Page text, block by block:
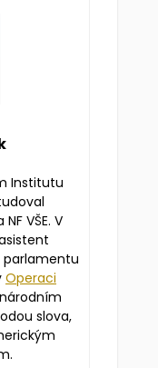
Institutu
VŠE. V
parlamentu
Operaci
slova,